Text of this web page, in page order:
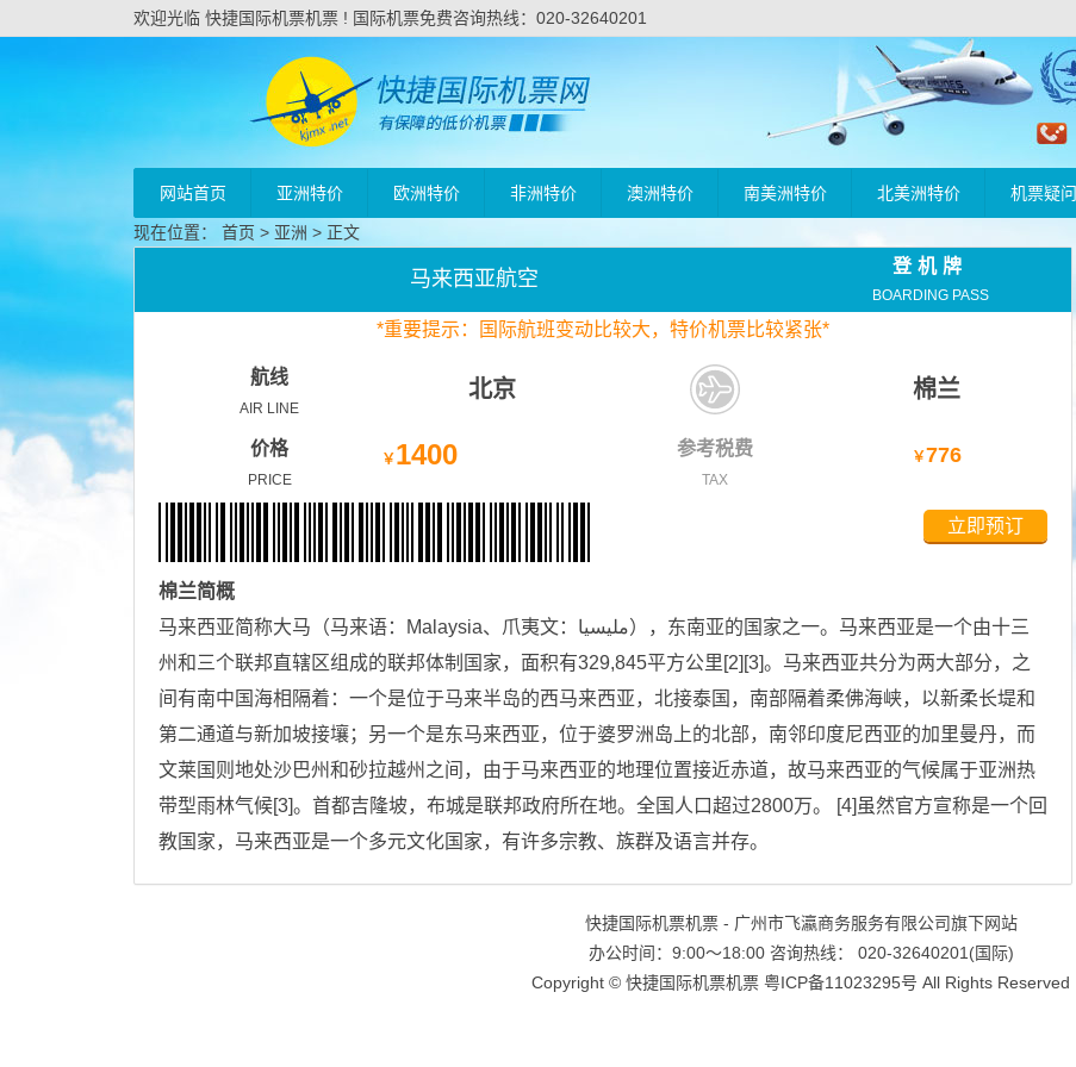
欢迎光临 快捷国际机票机票 ! 国际机票免费咨询热线：020-32640201
网站首页 亚洲特价 欧洲特价 非洲特价 澳洲特价 南美洲特价 北美洲特价 机票疑问
现在位置： 首页 > 亚洲 > 正文
马来西亚航空
登机牌
BOARDING PASS
*重要提示：国际航班变动比较大，特价机票比较紧张*
航线
AIR LINE
北京 棉兰
价格
PRICE
￥ 1400 参考税费
TAX
￥776
立即预订
棉兰简概
马来西亚简称大马（马来语：Malaysia、爪夷文：مليسيا），东南亚的国家之一。马来西亚是一个由十三
州和三个联邦直辖区组成的联邦体制国家，面积有329,845平方公里[2][3]。马来西亚共分为两大部分，之
间有南中国海相隔着：一个是位于马来半岛的西马来西亚，北接泰国，南部隔着柔佛海峡，以新柔长堤和
第二通道与新加坡接壤；另一个是东马来西亚，位于婆罗洲岛上的北部，南邻印度尼西亚的加里曼丹，而
文莱国则地处沙巴州和砂拉越州之间，由于马来西亚的地理位置接近赤道，故马来西亚的气候属于亚洲热
带型雨林气候[3]。首都吉隆坡，布城是联邦政府所在地。全国人口超过2800万。 [4]虽然官方宣称是一个回
教国家，马来西亚是一个多元文化国家，有许多宗教、族群及语言并存。
快捷国际机票机票 - 广州市飞瀛商务服务有限公司旗下网站
办公时间：9:00～18:00 咨询热线： 020-32640201(国际)
Copyright © 快捷国际机票机票 粤ICP备11023295号 All Rights Reserved